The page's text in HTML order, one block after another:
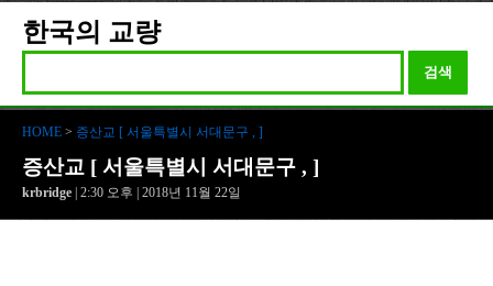
한국의 교량
검색
HOME > 증산교 [ 서울특별시 서대문구 , ]
증산교 [ 서울특별시 서대문구 , ]
krbridge | 2:30 오후 | 2018년 11월 22일